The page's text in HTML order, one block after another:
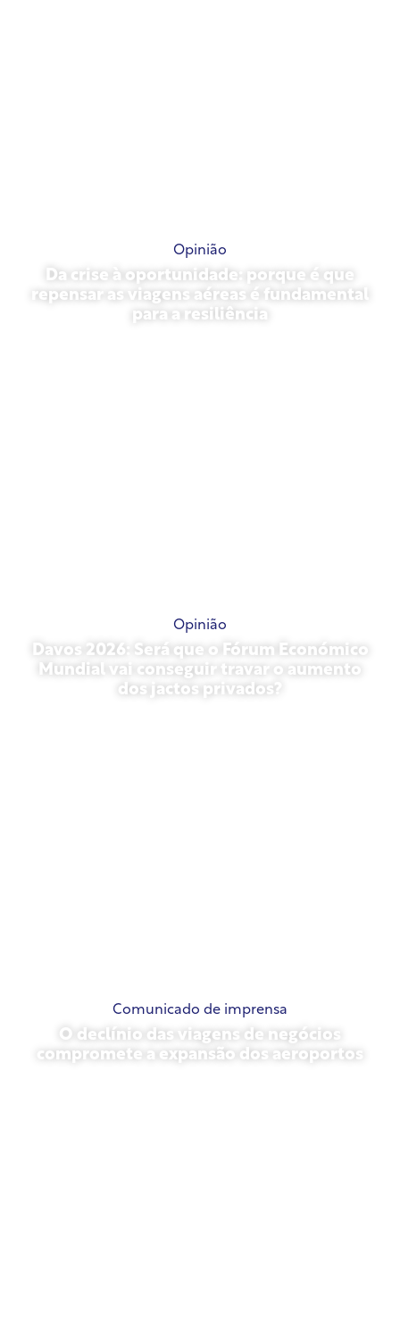
Opinião
Da crise à oportunidade: porque é que
repensar as viagens aéreas é fundamental
para a resiliência
Opinião
Davos 2026: Será que o Fórum Económico
Mundial vai conseguir travar o aumento
dos jactos privados?
Comunicado de imprensa
O declínio das viagens de negócios
compromete a expansão dos aeroportos